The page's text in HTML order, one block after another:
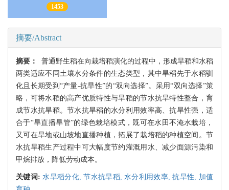
1453
摘要/Abstract
摘要：普通野生稻在向栽培稻演化的过程中，形成旱稻和水稻
两类适应不同土壤水分条件的生态类型，其中旱稻先于水稻驯
化且长期受到“产量-抗旱性”的“双向选择”。采用“双向选择”策
略，可将水稻的高产优质特性与旱稻的节水抗旱特性整合，育
成节水抗旱稻。节水抗旱稻的水分利用效率高、抗旱性强，适
合于“旱直播旱管”的绿色栽培模式，既可在水田不淹水栽培，
又可在旱地或山坡地直播种植，拓展了栽培稻的种植空间。节
水抗旱稻生产过程中可大幅度节约灌溉用水、减少面源污染和
甲烷排放，降低劳动成本。